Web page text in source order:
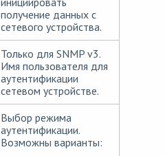
получение данных с
сетевого устройства.
Только для SNMP v3.
Имя пользователя для
аутентификации
сетевом устройстве.
Выбор режима
аутентификации.
Возможны варианты: